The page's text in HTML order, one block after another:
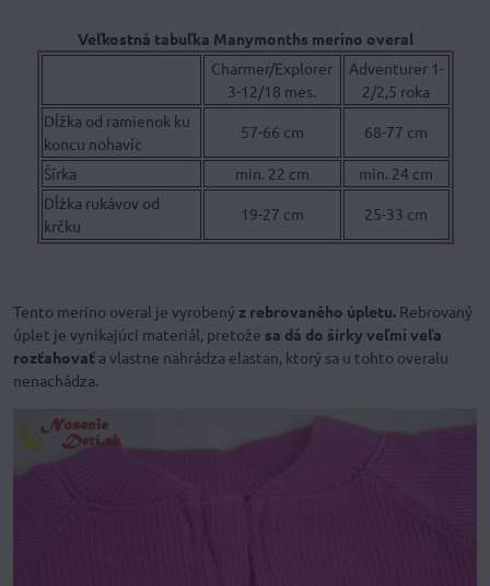
Veľkostná tabuľka Manymonths merino overal
Charmer/Explorer
3-12/18 mes.
Adventurer 1-
2/2,5 roka
Dĺžka od ramienok ku
koncu nohavíc
57-66 cm 68-77 cm
Šírka min. 22 cm
min. 24 cm
Dĺžka rukávov od
krčku
19-27 cm 25-33 cm
Tento merino overal je vyrobený z rebrovaného úpletu. Rebrovaný
úplet je vynikajúci materiál, pretože sa dá do šírky veľmi veľa
rozťahovať a vlastne nahrádza elastan, ktorý sa u tohto overalu
nenachádza.